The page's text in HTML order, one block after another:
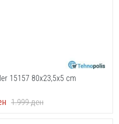
15157 80x23,5x5 cm
1.999ден